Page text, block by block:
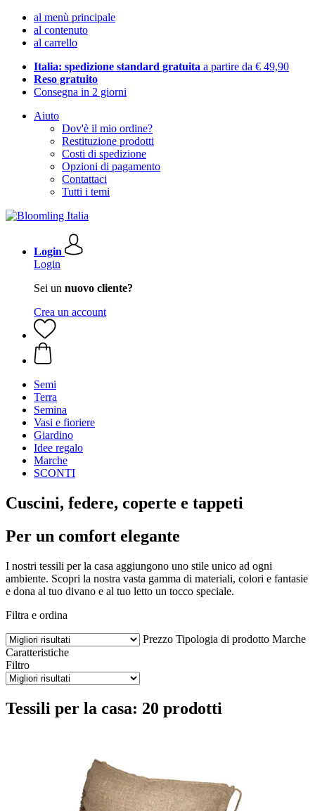
al menù principale
al contenuto
al carrello
Italia: spedizione standard gratuita a partire da € 49,90
Reso gratuito
Consegna in 2 giorni
Aiuto
Dov'è il mio ordine?
Restituzione prodotti
Costi di spedizione
Opzioni di pagamento
Contattaci
Tutti i temi
Login
Login
Sei un nuovo cliente?
Crea un account
Semi
Terra
Semina
Vasi e fioriere
Giardino
Idee regalo
Marche
SCONTI
Cuscini, federe, coperte e tappeti
Per un comfort elegante
I nostri tessili per la casa aggiungono uno stile unico ad ogni
ambiente. Scopri la nostra vasta gamma di materiali, colori e fantasie
e dona al tuo divano e al tuo letto un tocco speciale.
Filtra e ordina
Prezzo Tipologia di prodotto Marche
Caratteristiche
Filtro
Tessili per la casa: 20 prodotti